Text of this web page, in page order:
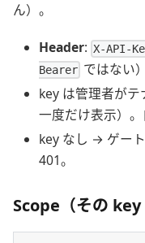
ん）。
Header: X-API-
Bearer ではない）
key は管理者がテ
一度だけ表示）。
key なし → ゲー
401。
Scope（その key